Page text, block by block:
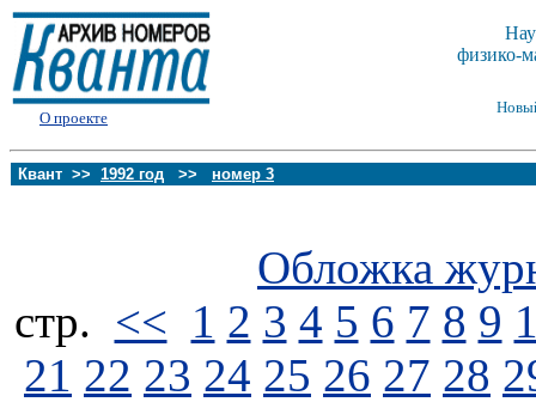
О проекте
физико-
Квант >> 1992 год >> номер 3
Обложка
стp. << 1 2 3 4 5 6 7 8 9
21 22 23 24 25 26 27 28